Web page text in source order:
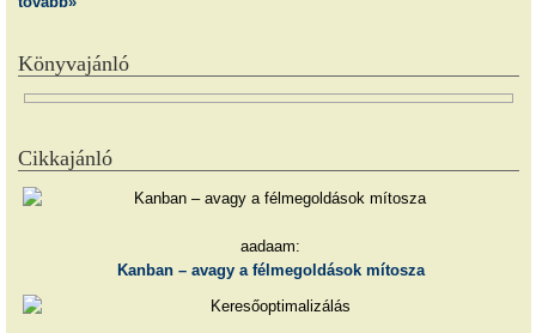
Könyvajánló
Cikkajánló
aadaam:
Kanban – avagy a félmegoldások mítosza